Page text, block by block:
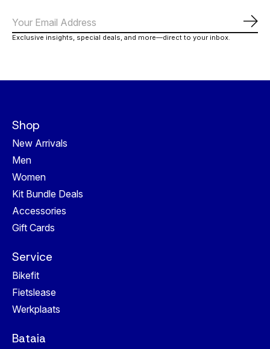
Exclusive insights, special deals, and more—direct to your inbox.
Shop
New Arrivals
Men
Women
Kit Bundle Deals
Accessories
Gift Cards
Service
Bikefit
Fietslease
Werkplaats
Bataia